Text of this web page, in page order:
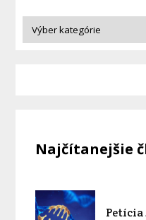
Najčítanejšie